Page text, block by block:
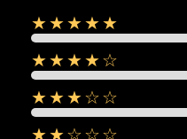
★★★★★
★★★★☆
★★★☆☆
★★☆☆☆